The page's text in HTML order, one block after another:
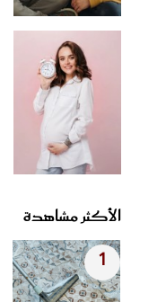
الأكثر مشاهدة
1